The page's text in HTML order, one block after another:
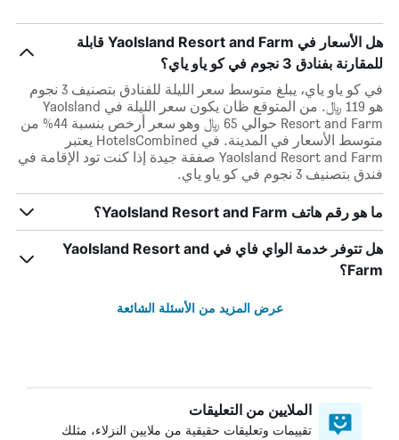
هل الأسعار في YaoIsland Resort and Farm قابلة
للمقارنة بفنادق 3 نجوم في كو ياو ياي؟
في كو ياو ياي، يبلغ متوسط ​​سعر الليلة للفنادق بتصنيف 3 نجوم
هو 119 ﷼. من المتوقع ظان يكون سعر الليلة في YaoIsland
Resort and Farm حوالي 65 ﷼ وهو سعر أرخص بنسبة 44% من
متوسط الأسعار في المدينة. في HotelsCombined يعتبر
YaoIsland Resort and Farm صفقة جيدة إذا كنت تود الإقامة في
فندق بتصنيف 3 نجوم في كو ياو ياي.
ما هو رقم هاتف YaoIsland Resort and Farm؟
هل تتوفر خدمة الواي فاي في YaoIsland Resort and
Farm؟
عرض المزيد من الأسئلة الشائعة
الملايين من التعليقات
تقييمات وتعليقات حقيقية من ملايين النزلاء، مثلك